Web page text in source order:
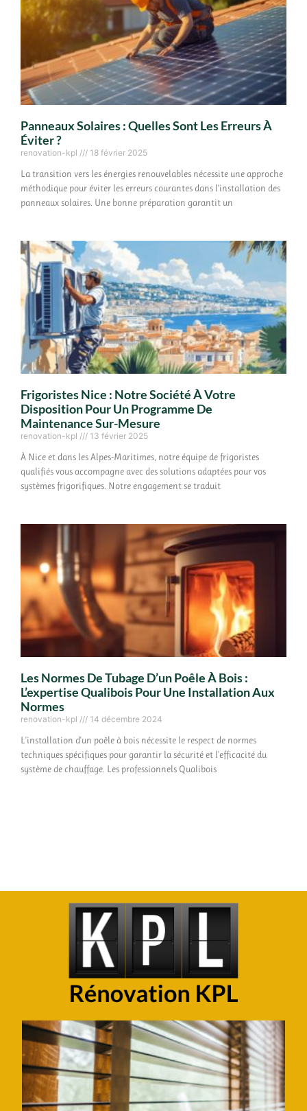
Panneaux Solaires : Quelles Sont Les Erreurs À
Éviter ?
renovation-kpl 18 février 2025
La transition vers les énergies renouvelables nécessite une approche
méthodique pour éviter les erreurs courantes dans l’installation des
panneaux solaires. Une bonne préparation garantit un
Frigoristes Nice : Notre Société À Votre
Disposition Pour Un Programme De
Maintenance Sur-Mesure
renovation-kpl 13 février 2025
À Nice et dans les Alpes-Maritimes, notre équipe de frigoristes
qualifiés vous accompagne avec des solutions adaptées pour vos
systèmes frigorifiques. Notre engagement se traduit
Les Normes De Tubage D’un Poêle À Bois :
L’expertise Qualibois Pour Une Installation Aux
Normes
renovation-kpl 14 décembre 2024
L'installation d'un poêle à bois nécessite le respect de normes
techniques spécifiques pour garantir la sécurité et l'efficacité du
système de chauffage. Les professionnels Qualibois